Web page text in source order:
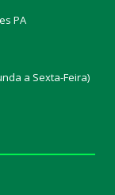
PA
a Sexta-Feira)